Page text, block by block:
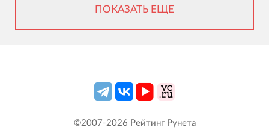
ПОКАЗАТЬ ЕЩЕ
©2007-2026 Рейтинг Рунета